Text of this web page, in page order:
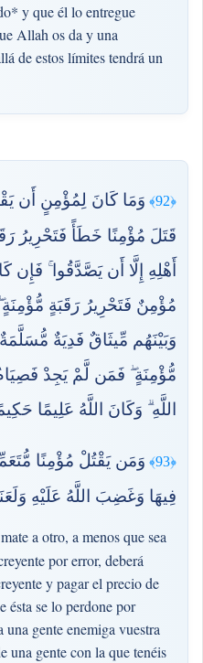
y que él lo entregue
Allah os da y una
de estos límites tendrá un
﴿92﴾
وَمَا كَانَ لِمُؤْمِنٍ أَن
قَتَلَ مُؤْمِنًا خَطَأً فَتَحْرِيرُ
أَهْلِهِ إِلَّا أَن يَصَّدَّقُوا
مُؤْمِنٌ فَتَحْرِيرُ رَقَبَةٍ
وَبَيْنَهُم مِّيثَاقٌ فَدِيَةٌ
مُّؤْمِنَةٍ ۖ فَمَن لَّمْ يَجِدْ
اللَّهِ ۗ وَكَانَ اللَّهُ عَلِيمًا
a otro, a menos que sea
por error, deberá
y pagar el precio de
ésta se lo perdone por
gente enemiga vuestra
una gente con la que tenéis
﴿93﴾
وَمَن يَقْتُلْ مُؤْمِنًا
فِيهَا وَغَضِبَ اللَّهُ عَلَيْهِ